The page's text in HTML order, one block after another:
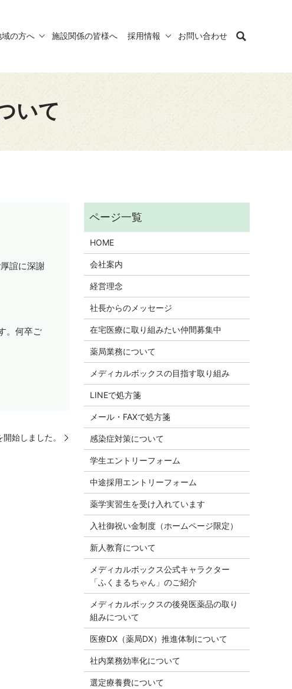
域の方へ 施設関係の皆様へ 採用情報 お問い合わせ
いて
誼に深謝
。何卒ご
始しました。
HOME
会社案内
経営理念
社長からのメッセージ
在宅医療に取り組みたい仲間募集中
薬局業務について
メディカルボックスの目指す取り組み
LINEで処方箋
メール・FAXで処方箋
感染症対策について
学生エントリーフォーム
中途採用エントリーフォーム
薬学実習生を受け入れています
入社御祝い金制度（ホームページ限定）
新人教育について
メディカルボックス公式キャラクター
「ふくまるちゃん」のご紹介
メディカルボックスの後発医薬品の取り
組みについて
医療DX（薬局DX）推進体制について
社内業務効率化について
選定療養費について